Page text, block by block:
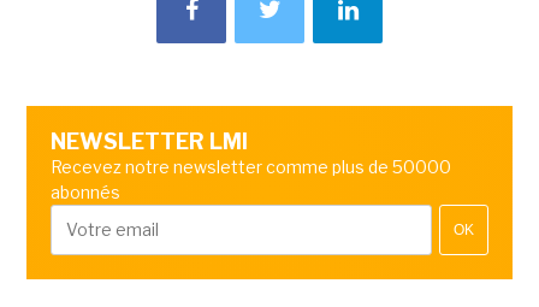
NEWSLETTER LMI
Recevez notre newsletter comme plus de 50000
abonnés
OK